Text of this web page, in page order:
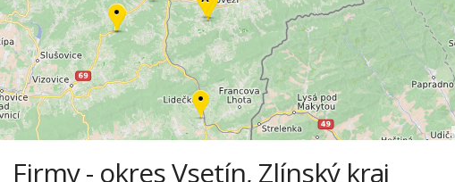
Firmy - okres Vsetín, Zlínský kraj